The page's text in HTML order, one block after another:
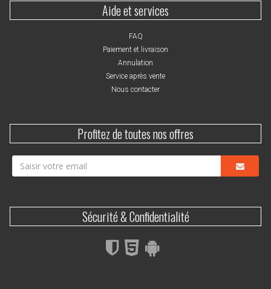
Aide et services
FAQ
Paiement et livraison
Annulation
Service après vente
Nous contacter
Profitez de toutes nos offres
Sécurité & Confidentialité